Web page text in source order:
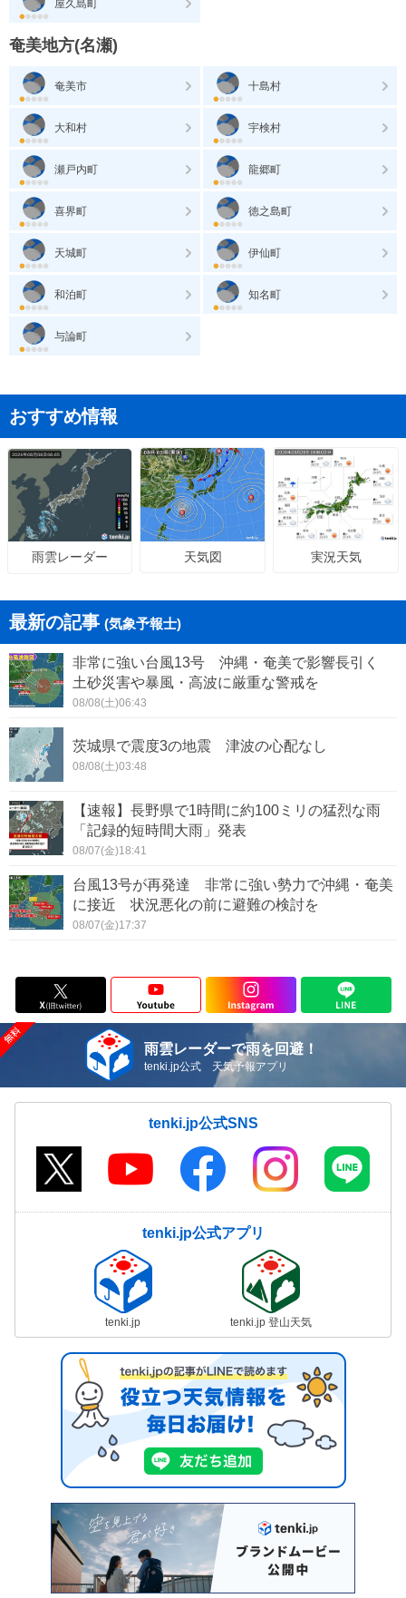
屋久島町
奄美地方(名瀬)
奄美市 十島村
大和村 宇検村
瀬戸内町 龍郷町
喜界町 徳之島町
天城町 伊仙町
和泊町 知名町
与論町
おすすめ情報
雨雲レーダー 天気図 実況天気
最新の記事 (気象予報士)
非常に強い台風13号 沖縄・奄美で影響長引く
土砂災害や暴風・高波に厳重な警戒を
08/08(土)06:43
茨城県で震度3の地震 津波の心配なし
08/08(土)03:48
【速報】長野県で1時間に約100ミリの猛烈な雨
「記録的短時間大雨」発表
08/07(金)18:41
台風13号が再発達 非常に強い勢力で沖縄・奄美
に接近 状況悪化の前に避難の検討を
08/07(金)17:37
雨雲レーダーで雨を回避！
tenki.jp公式 天気予報アプリ
tenki.jp公式SNS
tenki.jp公式アプリ
tenki.jp tenki.jp 登山天気